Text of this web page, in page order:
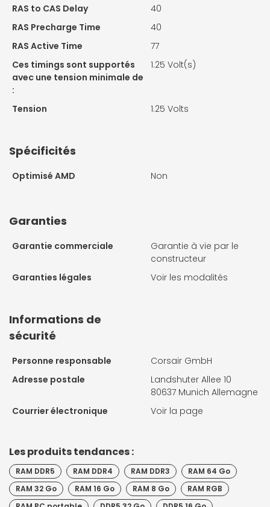
RAS to CAS Delay
40
RAS Precharge Time
40
RAS Active Time
77
Ces timings sont supportés
avec une tension minimale de
:
1.25 Volt(s)
Tension 1.25 Volts
Spécificités
Optimisé AMD Non
Garanties
Garantie commerciale
Garantie à vie par le
constructeur
Garanties légales
Voir les modalités
Informations de
sécurité
Personne responsable
Corsair GmbH
Adresse postale
Landshuter Allee 10
80637 Munich Allemagne
Courrier électronique
Voir la page
Les produits tendances :
RAM DDR5 RAM DDR4 RAM DDR3
RAM 64 Go
RAM 32 Go
RAM 16 Go RAM 8 Go
RAM RGB